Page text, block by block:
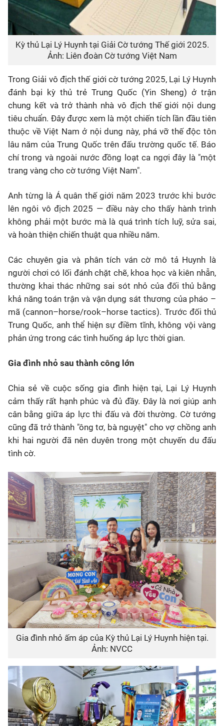
Kỳ thủ Lại Lý Huynh tại Giải Cờ tướng Thế giới 2025.
Ảnh: Liên đoàn Cờ tướng Việt Nam
Trong Giải vô địch thế giới cờ tướng 2025, Lại Lý Huynh
đánh bại kỳ thủ trẻ Trung Quốc (Yin Sheng) ở trận
chung kết và trở thành nhà vô địch thế giới nội dung
tiêu chuẩn. Đây được xem là một chiến tích lần đầu tiên
thuộc về Việt Nam ở nội dung này, phá vỡ thế độc tôn
lâu năm của Trung Quốc trên đấu trường quốc tế. Báo
chí trong và ngoài nước đồng loạt ca ngợi đây là "một
trang vàng cho cờ tướng Việt Nam".
Anh từng là Á quân thế giới năm 2023 trước khi bước
lên ngôi vô địch 2025 — điều này cho thấy hành trình
không phải một bước mà là quá trình tích luỹ, sửa sai,
và hoàn thiện chiến thuật qua nhiều năm.
Các chuyên gia và phân tích ván cờ mô tả Huynh là
người chơi có lối đánh chặt chẽ, khoa học và kiên nhẫn,
thường khai thác những sai sót nhỏ của đối thủ bằng
khả năng toán trận và vận dụng sát thương của pháo –
mã (cannon–horse/rook–horse tactics). Trước đối thủ
Trung Quốc, anh thể hiện sự điềm tĩnh, không vội vàng
phản ứng trong các tình huống áp lực thời gian.
Gia đình nhỏ sau thành công lớn
Chia sẻ về cuộc sống gia đình hiện tại, Lại Lý Huynh
cảm thấy rất hạnh phúc và đủ đầy. Đây là nơi giúp anh
cân bằng giữa áp lực thi đấu và đời thường. Cờ tướng
cũng đã trở thành "ông tơ, bà nguyệt" cho vợ chồng anh
khi hai người đã nên duyên trong một chuyến du đấu
tình cờ.
Gia đình nhỏ ấm áp của Kỳ thủ Lại Lý Huynh hiện tại.
Ảnh: NVCC